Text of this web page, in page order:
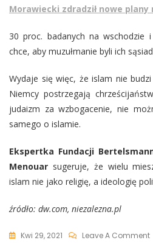
Morawiecki zdradził nowe plany
30 proc. badanych na wschodzie
chce, aby muzułmanie byli ich
Wydaje się więc, że islam nie
Niemcy postrzegają
judaizm za wzbogacenie, nie
samego o islamie.
Ekspertka Fundacji
Menouar sugeruje, że wielu
islam nie jako religię, a ideologię
źródło: dw.com, niezalezna.pl
Kwi 29, 2021 Leave A Comment